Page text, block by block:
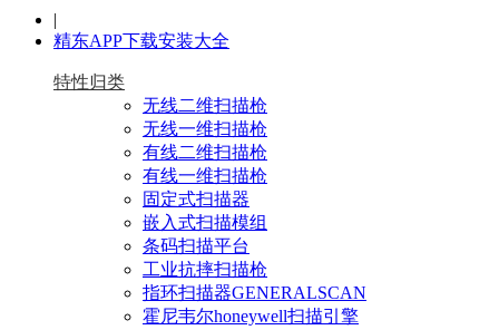
|
精东APP下载安装大全
特性归类
无线二维扫描枪
无线一维扫描枪
有线二维扫描枪
有线一维扫描枪
固定式扫描器
嵌入式扫描模组
条码扫描平台
工业抗摔扫描枪
指环扫描器GENERALSCAN
霍尼韦尔honeywell扫描引擎